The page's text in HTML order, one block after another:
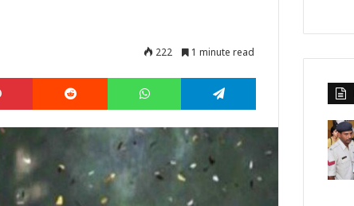
222 1 minute read
Pinterest Reddit WhatsApp Telegram